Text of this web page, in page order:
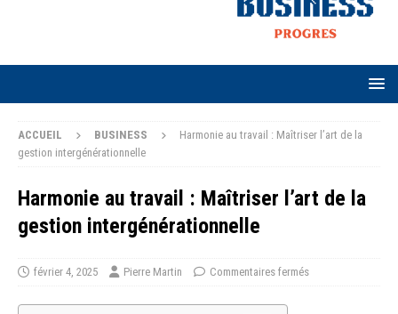
ACCUEIL BUSINESS
Harmonie au travail : Maîtriser l’art de la
gestion intergénérationnelle
Harmonie au travail : Maîtriser l’art de la
gestion intergénérationnelle
février 4, 2025 Pierre Martin Commentaires fermés